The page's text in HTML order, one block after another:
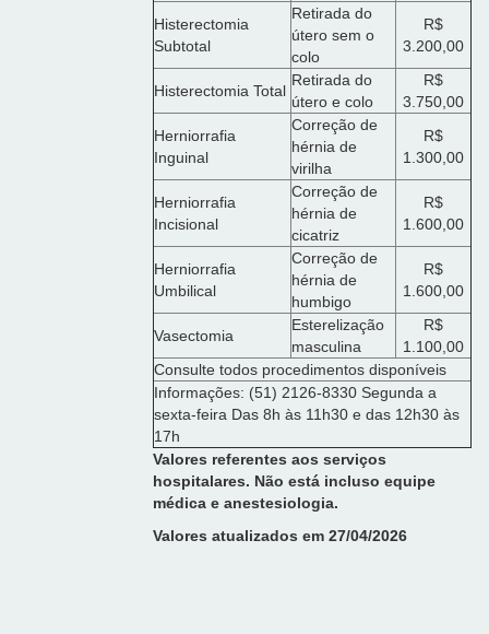
Histerectomia
Subtotal
Retirada do
útero sem o
colo
R$
3.200,00
Histerectomia Total
Retirada do
útero e colo
R$
3.750,00
Herniorrafia
Inguinal
Correção de
hérnia de
virilha
R$
1.300,00
Herniorrafia
Incisional
Correção de
hérnia de
cicatriz
R$
1.600,00
Herniorrafia
Umbilical
Correção de
hérnia de
humbigo
R$
1.600,00
Vasectomia
Esterelização
masculina
R$
1.100,00
Consulte todos procedimentos disponíveis
Informações: (51) 2126-8330 Segunda a
sexta-feira Das 8h às 11h30 e das 12h30 às
17h
Valores referentes aos serviços
hospitalares. Não está incluso equipe
médica e anestesiologia.
Valores atualizados em 27/04/2026